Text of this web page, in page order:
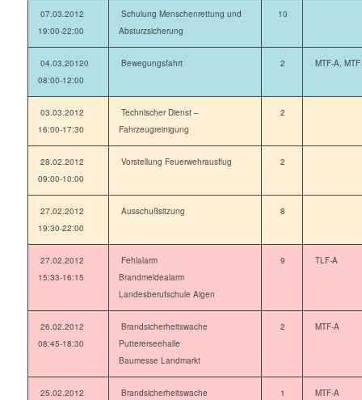
07.03.2012
19:00-22:00
Schulung Menschenrettung und
Absturzsicherung
10
04.03.20120
08:00-12:00
Bewegungsfahrt 2 MTF-A, MTF
03.03.2012
16:00-17:30
Technischer Dienst –
Fahrzeugreinigung
2
28.02.2012
09:00-10:00
Vorstellung Feuerwehrausflug 2
27.02.2012
19:30-22:00
Ausschußsitzung 8
27.02.2012
15:33-16:15
Fehlalarm
Brandmeldealarm
Landesberufschule Aigen
9 TLF-A
26.02.2012
08:45-18:30
Brandsicherheitswache
Puttererseehalle
Baumesse Landmarkt
2 MTF-A
25.02.2012
Brandsicherheitswache
1 MTF-A